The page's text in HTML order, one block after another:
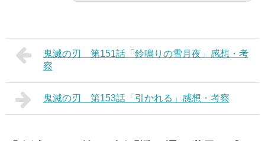
鬼滅の刃 第151話「鈴鳴りの雪月夜」感想・考
察
鬼滅の刃 第153話「引かれる」感想・考察